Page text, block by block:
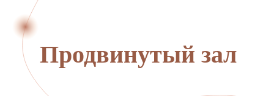
Продвинутый зал